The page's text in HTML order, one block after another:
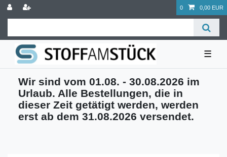
0 0,00 EUR
☰
Wir sind vom 01.08. - 30.08.2026 im
Urlaub. Alle Bestellungen, die in
dieser Zeit getätigt werden, werden
erst ab dem 31.08.2026 versendet.